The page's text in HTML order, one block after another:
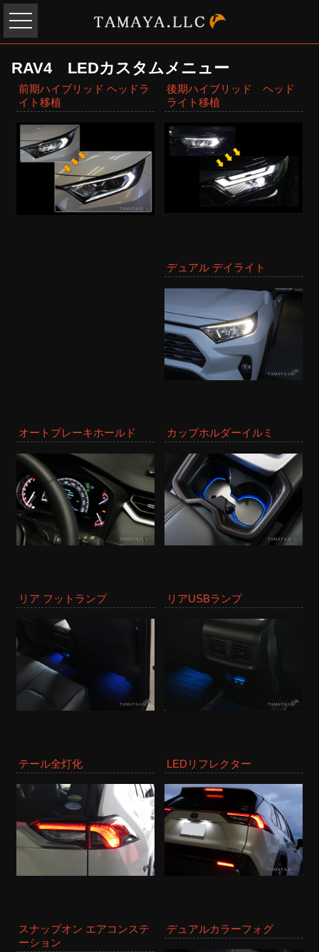
RAV4 LEDカスタムメニュー
前期ハイブリッド ヘッドラ
イト移植
後期ハイブリッド ヘッド
ライト移植
デュアル デイライト
オートブレーキホールド カップホルダーイルミ
リア フットランプ リアUSBランプ
テール全灯化 LEDリフレクター
スナップオン エアコンステ
ーション
デュアルカラーフォグ